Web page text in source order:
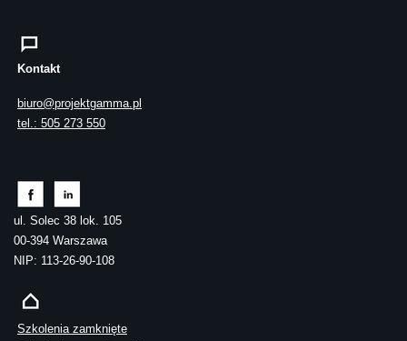
Kontakt
biuro@projektgamma.pl
tel.: 505 273 550
ul. Solec 38 lok. 105
00-394 Warszawa
NIP: 113-26-90-108
Szkolenia zamknięte